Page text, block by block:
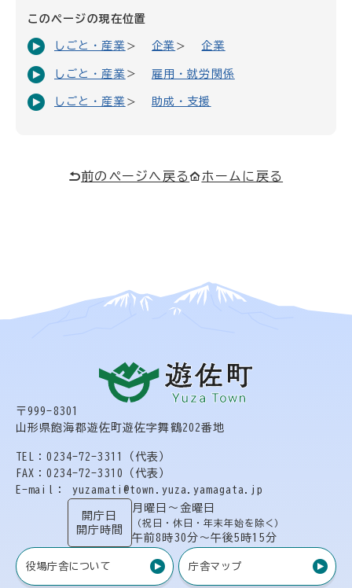
このページの現在位置
しごと・産業 企業 企業
しごと・産業 雇用・就労関係
しごと・産業 助成・支援
前のページへ戻る ホームに戻る
〒999-8301
山形県飽海郡遊佐町遊佐字舞鶴202番地
TEL：0234-72-3311（代表）
FAX：0234-72-3310（代表）
E-mail： yuzamati@town.yuza.yamagata.jp
開庁日
開庁時間
月曜日〜金曜日
（祝日・休日・年末年始を除く）
午前8時30分〜午後5時15分
役場庁舎について 庁舎マップ